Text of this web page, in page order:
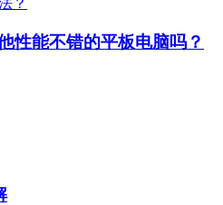
性能不错的平板电脑吗？